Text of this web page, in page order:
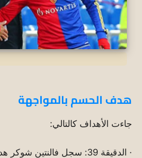
هدف الحسم بالمواجهة
جاءت الأهداف كالتالي:
· الدقيقة 39: سجل فالنتين